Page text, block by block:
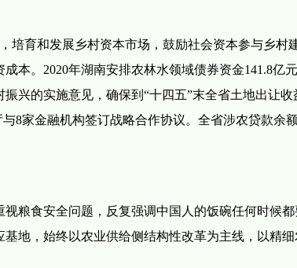
培育和发展乡村资本市场，鼓励社会资本参与乡村
本。2020年湖南安排农林水领域债券资金141.8亿元
兴的实施意见，确保到“十四五”末全省土地出让收
8家金融机构签订战略合作协议。全省涉农贷款余
粮食安全问题，反复强调中国人的饭碗任何时候都
地，始终以农业供给侧结构性改革为主线，以精细